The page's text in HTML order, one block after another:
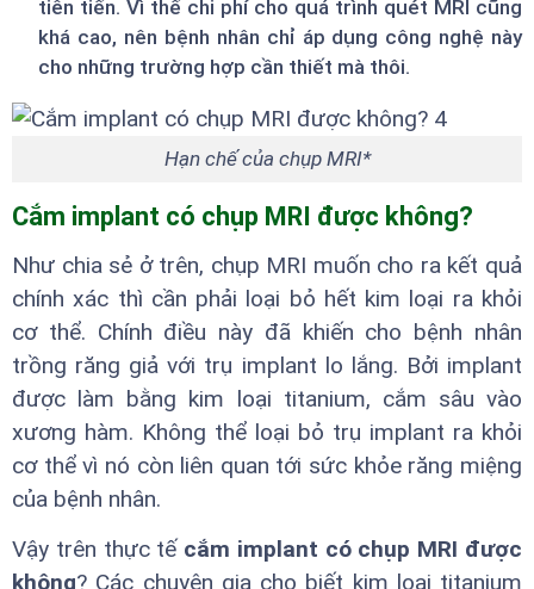
tiên tiến. Vì thế chi phí cho quá trình quét MRI cũng
khá cao, nên bệnh nhân chỉ áp dụng công nghệ này
cho những trường hợp cần thiết mà thôi.
Hạn chế của chụp MRI*
Cắm implant có chụp MRI được không?
Như chia sẻ ở trên, chụp MRI muốn cho ra kết quả
chính xác thì cần phải loại bỏ hết kim loại ra khỏi
cơ thể. Chính điều này đã khiến cho bệnh nhân
trồng răng giả với trụ implant lo lắng. Bởi implant
được làm bằng kim loại titanium, cắm sâu vào
xương hàm. Không thể loại bỏ trụ implant ra khỏi
cơ thể vì nó còn liên quan tới sức khỏe răng miệng
của bệnh nhân.
Vậy trên thực tế cắm implant có chụp MRI được
không? Các chuyên gia cho biết kim loại titanium